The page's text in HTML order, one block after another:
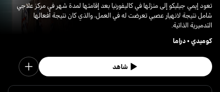
تعود إيمي جيليكو إلى منزلها في كاليفورنيا بعد إقامتها لمدة شهر في مركز علاجي
شامل نتيجة لانهيار عصبي تعرضت له في العمل، والذي كان نتيجة أفعالها
التدميرية الذاتية.
كوميدي•دراما
شاهد